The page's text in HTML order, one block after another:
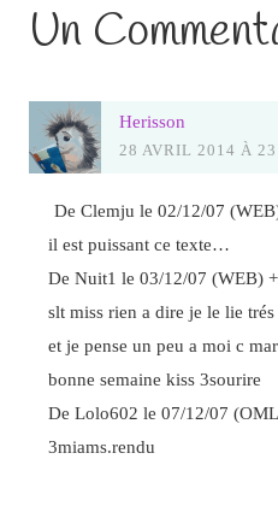
Un
Herisson
28 AVRIL 2014 À
De Clemju le 02/12/07
il est puissant ce texte…
De Nuit1 le 03/12/07 (WEB)
slt miss rien a dire je le lie
et je pense un peu a moi c
bonne semaine kiss 3sourire
De Lolo602 le 07/12/07
3miams.rendu